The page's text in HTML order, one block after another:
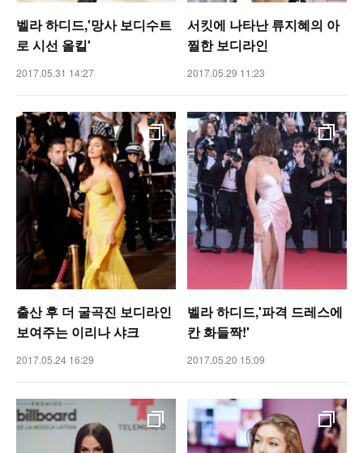
벨라 하디드,'망사 보디수트
로 시선 올킬'
2017.05.31 14:27
서킷에 나타난 류지혜의 아
찔한 보디라인
2017.05.29 11:23
출산 후 더 굴곡진 보디라인
보여주는 이리나 샤크
2017.05.24 16:29
벨라 하디드,'파격 드레스에
칸 화들짝!'
2017.05.20 15:09